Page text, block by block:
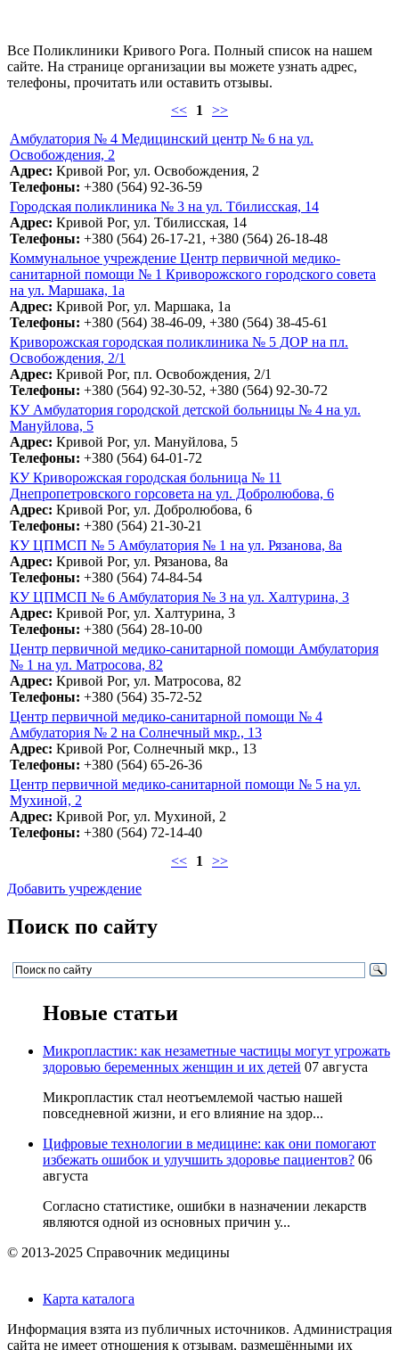
Все Поликлиники Кривого Рога. Полный список на нашем
сайте. На странице организации вы можете узнать адрес,
телефоны, прочитать или оставить отзывы.
<<
1 >>
Амбулатория № 4 Медицинский центр № 6 на ул.
Освобождения, 2
Адрес: Кривой Рог, ул. Освобождения, 2
Телефоны: +380 (564) 92-36-59
Городская поликлиника № 3 на ул. Тбилисская, 14
Адрес: Кривой Рог, ул. Тбилисская, 14
Телефоны: +380 (564) 26-17-21, +380 (564) 26-18-48
Коммунальное учреждение Центр первичной медико-
санитарной помощи № 1 Криворожского городского совета
на ул. Маршака, 1а
Адрес: Кривой Рог, ул. Маршака, 1а
Телефоны: +380 (564) 38-46-09, +380 (564) 38-45-61
Криворожская городская поликлиника № 5 ДОР на пл.
Освобождения, 2/1
Адрес: Кривой Рог, пл. Освобождения, 2/1
Телефоны: +380 (564) 92-30-52, +380 (564) 92-30-72
КУ Амбулатория городской детской больницы № 4 на ул.
Мануйлова, 5
Адрес: Кривой Рог, ул. Мануйлова, 5
Телефоны: +380 (564) 64-01-72
КУ Криворожская городская больница № 11
Днепропетровского горсовета на ул. Добролюбова, 6
Адрес: Кривой Рог, ул. Добролюбова, 6
Телефоны: +380 (564) 21-30-21
КУ ЦПМСП № 5 Амбулатория № 1 на ул. Рязанова, 8а
Адрес: Кривой Рог, ул. Рязанова, 8а
Телефоны: +380 (564) 74-84-54
КУ ЦПМСП № 6 Амбулатория № 3 на ул. Халтурина, 3
Адрес: Кривой Рог, ул. Халтурина, 3
Телефоны: +380 (564) 28-10-00
Центр первичной медико-санитарной помощи Амбулатория
№ 1 на ул. Матросова, 82
Адрес: Кривой Рог, ул. Матросова, 82
Телефоны: +380 (564) 35-72-52
Центр первичной медико-санитарной помощи № 4
Амбулатория № 2 на Солнечный мкр., 13
Адрес: Кривой Рог, Солнечный мкр., 13
Телефоны: +380 (564) 65-26-36
Центр первичной медико-санитарной помощи № 5 на ул.
Мухиной, 2
Адрес: Кривой Рог, ул. Мухиной, 2
Телефоны: +380 (564) 72-14-40
<<
1 >>
Добавить учреждение
Поиск по сайту
Новые статьи
Микропластик: как незаметные частицы могут угрожать
здоровью беременных женщин и их детей 07 августа
Микропластик стал неотъемлемой частью нашей
повседневной жизни, и его влияние на здор...
Цифровые технологии в медицине: как они помогают
избежать ошибок и улучшить здоровье пациентов? 06
августа
Согласно статистике, ошибки в назначении лекарств
являются одной из основных причин у...
© 2013-2025 Справочник медицины
Карта каталога
Информация взята из публичных источников. Администрация
сайта не имеет отношения к отзывам, размещёнными их